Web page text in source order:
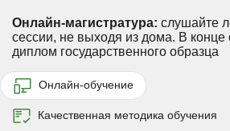
Онлайн-магистратура: слушайте
сессии, не выходя из дома. В
диплом государственного образца
Онлайн-обучение
Качественная методика обучения